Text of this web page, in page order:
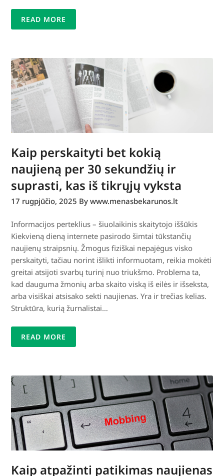
READ MORE
Kaip perskaityti bet kokią
naujieną per 30 sekundžių ir
suprasti, kas iš tikrųjų vyksta
17 rugpjūčio, 2025 By www.menasbekarunos.lt
Informacijos perteklius – šiuolaikinis skaitytojo iššūkis
Kiekvieną dieną internete pasirodo šimtai tūkstančių
naujienų straipsnių. Žmogus fiziškai nepajėgus visko
perskaityti, tačiau norint išlikti informuotam, reikia mokėti
greitai atsijoti svarbų turinį nuo triukšmo. Problema ta,
kad dauguma žmonių arba skaito viską iš eilės ir išseksta,
arba visiškai atsisako sekti naujienas. Yra ir trečias kelias.
Struktūra, kurią žurnalistai…
READ MORE
Kaip atpažinti patikimas naujienas